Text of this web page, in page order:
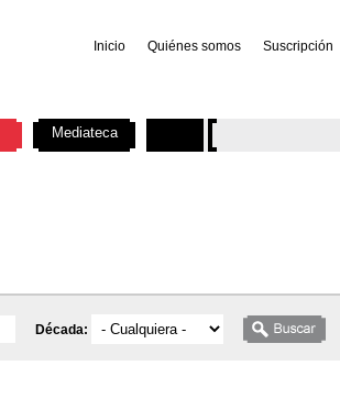
Inicio Quiénes somos Suscripción
Década:
Mediateca